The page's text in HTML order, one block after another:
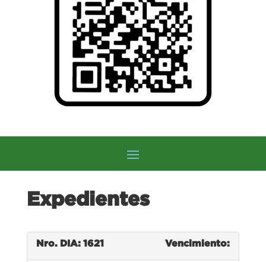
Expedientes
Nro. DIA: 1621 Vencimiento: